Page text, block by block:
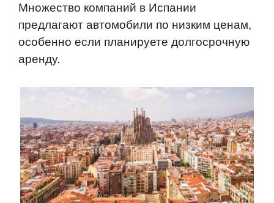
Множество компаний в Испании
предлагают автомобили по низким ценам,
особенно если планируете долгосрочную
аренду.